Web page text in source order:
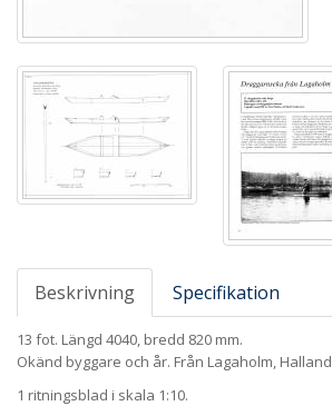
Beskrivning Specifikation
13 fot. Längd 4040, bredd 820 mm.
Okänd byggare och år. Från Lagaholm,
1 ritningsblad i skala 1:10.